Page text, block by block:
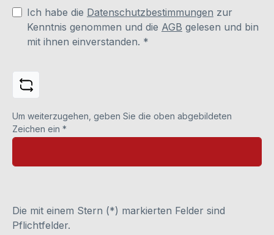
Ich habe die Datenschutzbestimmungen zur
Kenntnis genommen und die AGB gelesen und bin
mit ihnen einverstanden. *
Um weiterzugehen, geben Sie die oben abgebildeten
Zeichen ein *
Die mit einem Stern (*) markierten Felder sind
Pflichtfelder.